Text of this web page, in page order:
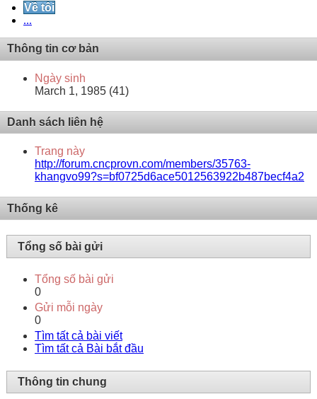
Về tôi
...
Thông tin cơ bản
Ngày sinh
March 1, 1985 (41)
Danh sách liên hệ
Trang này
http://forum.cncprovn.com/members/35763-
khangvo99?s=bf0725d6ace5012563922b487becf4a2
Thống kê
Tổng số bài gửi
Tổng số bài gửi
0
Gửi mỗi ngày
0
Tìm tất cả bài viết
Tìm tất cả Bài bắt đầu
Thông tin chung